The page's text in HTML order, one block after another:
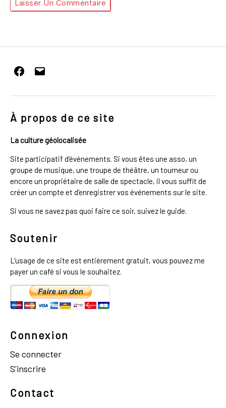
Facebook
E-
mail
À propos de ce site
La culture géolocalisée
Site participatif d’événements. Si vous êtes une asso, un
groupe de musique, une troupe de théâtre, un tourneur ou
encore un propriétaire de salle de spectacle, il vous suffit de
créer un compte et d’enregistrer vos événements sur le site.
Si vous ne savez pas quoi faire ce soir, suivez le guide.
Soutenir
L'usage de ce site est entièrement gratuit, vous pouvez me
payer un café si vous le souhaitez.
Connexion
Se connecter
S'inscrire
Contact